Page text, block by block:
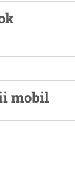
mobil